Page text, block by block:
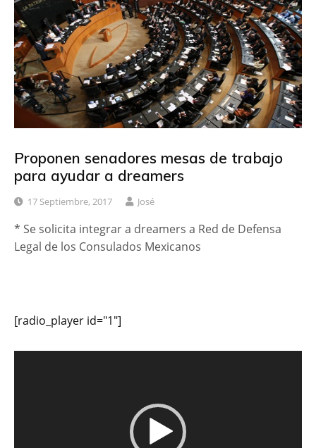
Proponen senadores mesas de trabajo
para ayudar a dreamers
17 Septiembre, 2017 José
* Se solicita integrar a dreamers a Red de Defensa
Legal de los Consulados Mexicanos
[radio_player id="1"]